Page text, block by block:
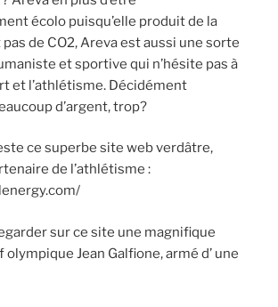
écolo puisqu’elle produit de la
de CO2, Areva est aussi une sorte
et sportive qui n’hésite pas à
et l’athlétisme. Décidément
d’argent, trop?
ce superbe site web verdâtre,
de l’athlétisme :
sur ce site une magnifique
Jean Galfione, armé d’ une